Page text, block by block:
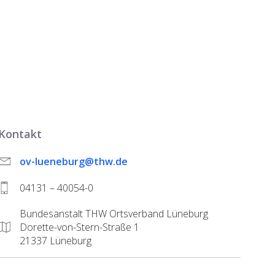
ov-lueneburg@thw.de
04131 – 40054-0
Bundesanstalt THW Ortsverband Lüneburg
Dorette-von-Stern-Straße 1
21337 Lüneburg